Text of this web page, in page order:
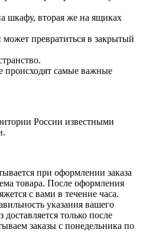
шкафу, вторая же на ящиках
может превратиться в закрытый
происходят самые важные
России известными
при оформлении заказа
товара. После оформления
с вами в течение часа.
указания вашего
только после
заказы с понедельника по